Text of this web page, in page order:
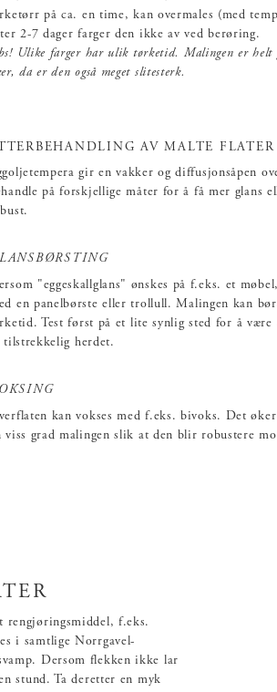
på ca. en time, kan overmales (med
2-7 dager farger den ikke av ved berøring.
Ulike farger har ulik tørketid. Malingen er helt
da er den også meget slitesterk.
AV MALTE FLATER
gir en vakker og diffusjonsåpen
på forskjellige måter for å få mer glans
"eggeskallglans" ønskes på f.eks. et
en panelbørste eller trollull. Malingen kan
Test først på et lite synlig sted for å være
tilstrekkelig herdet.
kan vokses med f.eks. bivoks. Det øker
viss grad malingen slik at den blir robustere
rengjøringsmiddel, f.eks.
i samtlige Norrgavel-
Dersom flekken ikke lar
stund. Ta deretter en myk